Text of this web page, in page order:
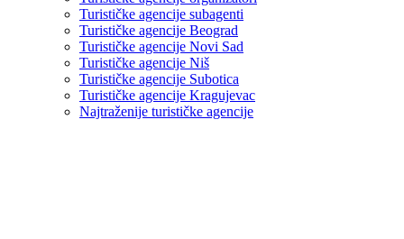
Turističke agencije subagenti
Turističke agencije Beograd
Turističke agencije Novi Sad
Turističke agencije Niš
Turističke agencije Subotica
Turističke agencije Kragujevac
Najtraženije turističke agencije